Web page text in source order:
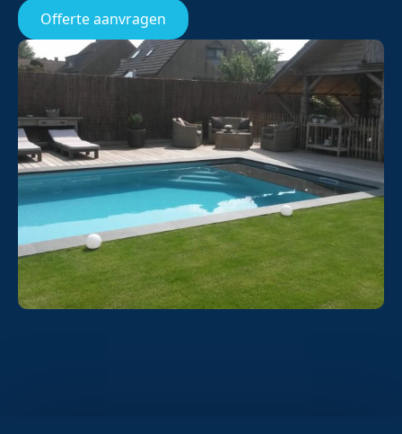
Offerte aanvragen